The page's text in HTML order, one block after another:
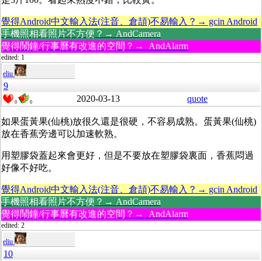
覺得Android中文輸入法(注音、倉頡)不易輸入？→ gcin Android
手機照相看照片不方便？→ AndCamera
覺得鬧鐘/行事曆有改進的空間？→ AndAlarm
edited: 1
eliu
9
0 0 2020-03-13 quote
如果蛋黃果(仙桃)放很久還是很硬，不容易成熟。蛋黃果(仙桃)
放在香蕉旁邊可以加速軟熟。
用塑膠袋蓋起來會更好，但是不要放在塑膠袋裏面，香蕉悶過
好像不好吃。
覺得Android中文輸入法(注音、倉頡)不易輸入？→ gcin Android
手機照相看照片不方便？→ AndCamera
覺得鬧鐘/行事曆有改進的空間？→ AndAlarm
edited: 2
eliu
10